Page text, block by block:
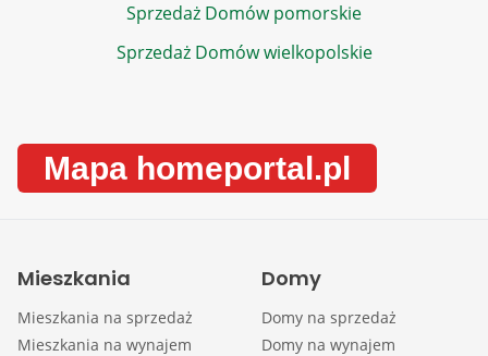
Sprzedaż Domów pomorskie
Sprzedaż Domów wielkopolskie
Mapa homeportal.pl
Mieszkania
Mieszkania na sprzedaż
Mieszkania na wynajem
Domy
Domy na sprzedaż
Domy na wynajem